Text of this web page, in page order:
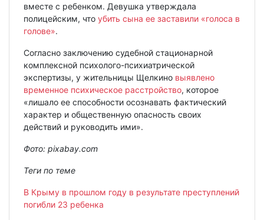
вместе с ребенком. Девушка утверждала
полицейским, что убить сына ее заставили «голоса в
голове».
Согласно заключению судебной стационарной
комплексной психолого-психиатрической
экспертизы, у жительницы Щелкино выявлено
временное психическое расстройство, которое
«лишало ее способности осознавать фактический
характер и общественную опасность своих
действий и руководить ими».
Фото: pixabay.com
Теги по теме
В Крыму в прошлом году в результате преступлений
погибли 23 ребенка